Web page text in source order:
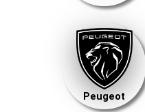
Peugeot